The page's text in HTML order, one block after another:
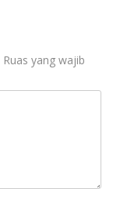
Ruas yang wajib